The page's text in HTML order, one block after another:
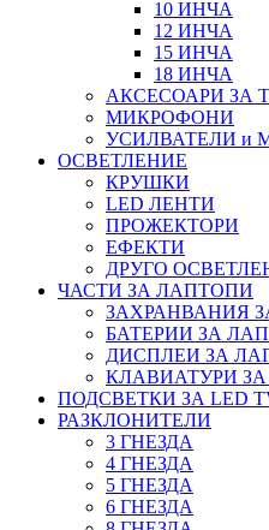
10 ИНЧА
12 ИНЧА
15 ИНЧА
18 ИНЧА
АКСЕСОАРИ ЗА
МИКРОФОНИ
УСИЛВАТЕЛИ и
ОСВЕТЛЕНИЕ
КРУШКИ
LED ЛЕНТИ
ПРОЖЕКТОРИ
ЕФЕКТИ
ДРУГО
ЧАСТИ ЗА ЛАПТОПИ
ЗАХРАНВАНИЯ
БАТЕРИИ ЗА
ДИСПЛЕИ ЗА
КЛАВИАТУРИ
ПОДСВЕТКИ ЗА LED
РАЗКЛОНИТЕЛИ
3 ГНЕЗДА
4 ГНЕЗДА
5 ГНЕЗДА
6 ГНЕЗДА